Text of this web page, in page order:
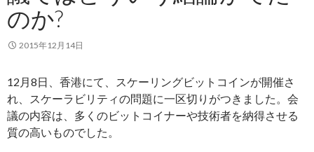
のか?
2015年12月14日
12月8日、香港にて、スケーリングビットコインが開催さ
れ、スケーラビリティの問題に一区切りがつきました。会
議の内容は、多くのビットコイナーや技術者を納得させる
質の高いものでした。